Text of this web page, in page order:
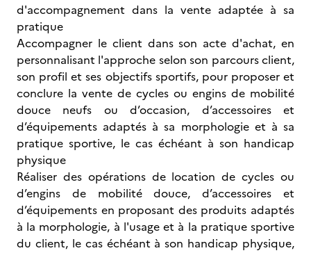
d'accompagnement dans la vente adaptée à sa
pratique
Accompagner le client dans son acte d'achat, en
personnalisant l'approche selon son parcours client,
son profil et ses objectifs sportifs, pour proposer et
conclure la vente de cycles ou engins de mobilité
douce neufs ou d’occasion, d’accessoires et
d’équipements adaptés à sa morphologie et à sa
pratique sportive, le cas échéant à son handicap
physique
Réaliser des opérations de location de cycles ou
d’engins de mobilité douce, d’accessoires et
d’équipements en proposant des produits adaptés
à la morphologie, à l'usage et à la pratique sportive
du client, le cas échéant à son handicap physique,